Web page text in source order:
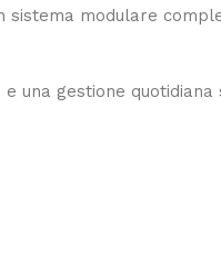
sistema modulare
una gestione quotidiana